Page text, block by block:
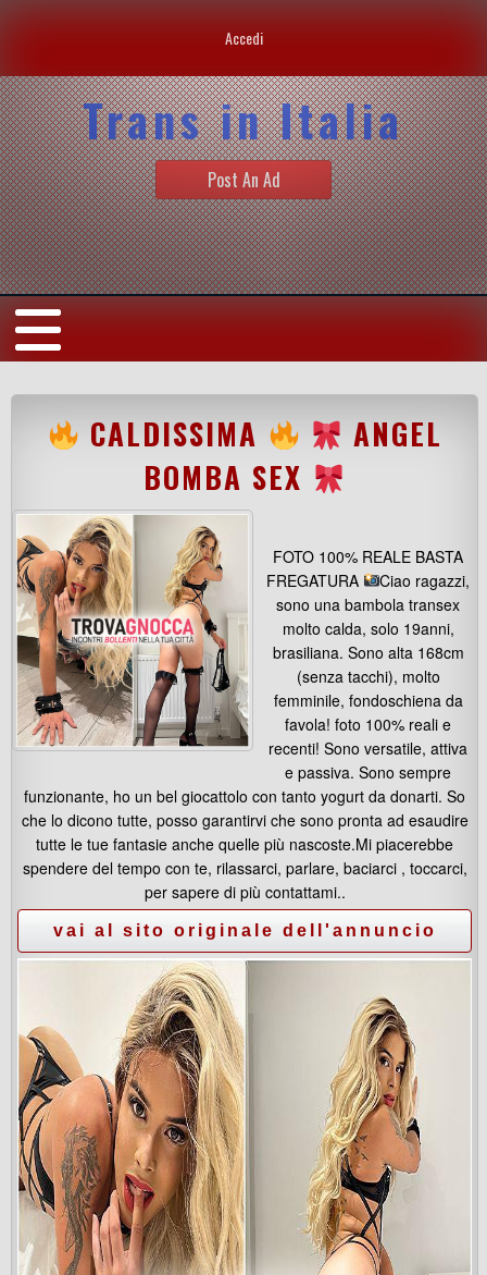
Accedi
Trans in Italia
Post An Ad
CALDISSIMA
ANGEL
BOMBA SEX
FOTO 100% REALE BASTA
FREGATURA
Ciao ragazzi,
sono una bambola transex
molto calda, solo 19anni,
brasiliana. Sono alta 168cm
(senza tacchi), molto
femminile, fondoschiena da
favola! foto 100% reali e
recenti! Sono versatile, attiva
e passiva. Sono sempre
funzionante, ho un bel giocattolo con tanto yogurt da donarti. So
che lo dicono tutte, posso garantirvi che sono pronta ad esaudire
tutte le tue fantasie anche quelle più nascoste.Mi piacerebbe
spendere del tempo con te, rilassarci, parlare, baciarci , toccarci,
per sapere di più contattami..